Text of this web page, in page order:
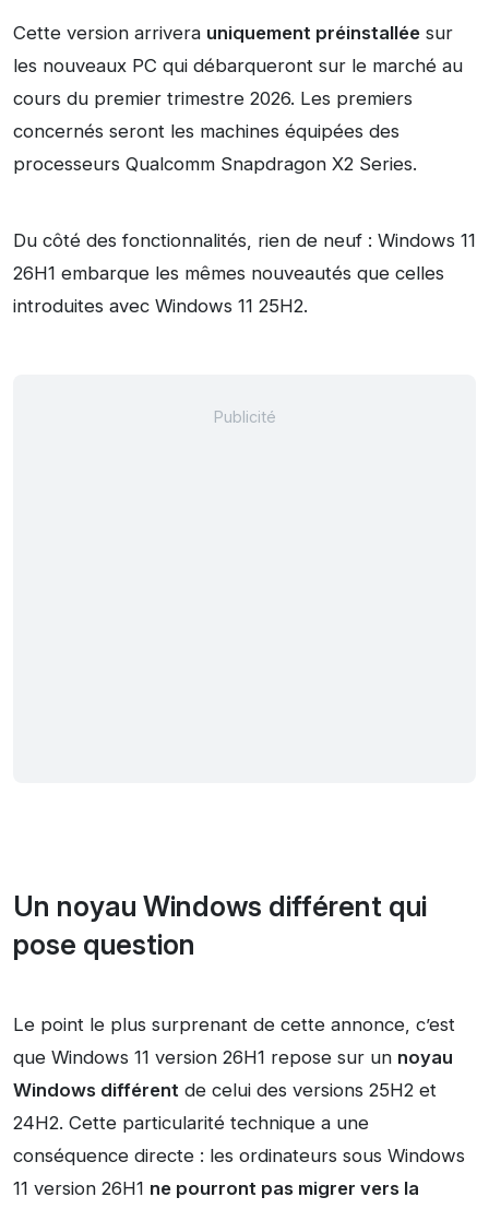
Cette version arrivera uniquement préinstallée sur
les nouveaux PC qui débarqueront sur le marché au
cours du premier trimestre 2026. Les premiers
concernés seront les machines équipées des
processeurs Qualcomm Snapdragon X2 Series.
Du côté des fonctionnalités, rien de neuf : Windows 11
26H1 embarque les mêmes nouveautés que celles
introduites avec Windows 11 25H2.
Un noyau Windows différent qui
pose question
Le point le plus surprenant de cette annonce, c’est
que Windows 11 version 26H1 repose sur un noyau
Windows différent de celui des versions 25H2 et
24H2. Cette particularité technique a une
conséquence directe : les ordinateurs sous Windows
11 version 26H1 ne pourront pas migrer vers la